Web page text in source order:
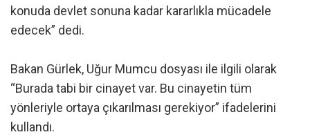
konuda devlet sonuna kadar kararlıkla mücadele
edecek” dedi.
Bakan Gürlek, Uğur Mumcu dosyası ile ilgili olarak
“Burada tabi bir cinayet var. Bu cinayetin tüm
yönleriyle ortaya çıkarılması gerekiyor” ifadelerini
kullandı.